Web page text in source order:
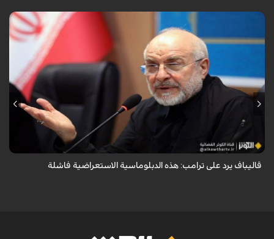
أكد رئيس مجلس الشورى الإسلامي الإيراني أن التصريحات الاستعراضية
والتهديدات المتكررة لم تعد تُجدي نفعاً، واصفاً إياها بالدبلوماسية الفاشلة.
قاليباف يرد على ترامب: هذه الدبلوماسية الاستعراضية فاشلة